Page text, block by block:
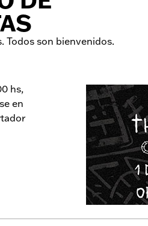
Todos son bienvenidos.
hs,
en